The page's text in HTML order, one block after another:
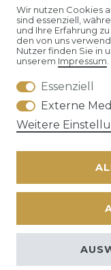
Impressum
AGB
© Copyright 2026 |
Wir nutzen Cookies
sind essenziell,
und Ihre Erfahrung
den von uns
Nutzer finden Sie in
unserem Impressum.
Essenziell
Externe
Weitere